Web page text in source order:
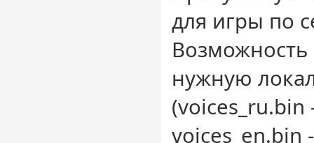
для игры по
нужную
(voices_ru.bin
voices_en.bin